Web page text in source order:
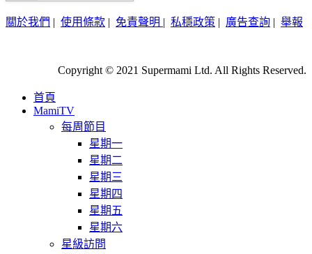
關於我們 | 使用條款 | 免責聲明 | 私穩政策 | 廣告查詢 | 舉報
Copyright © 2021 Supermami Ltd. All Rights Reserved.
首頁
MamiTV
每周節目
星期一
星期二
星期三
星期四
星期五
星期六
星級訪問